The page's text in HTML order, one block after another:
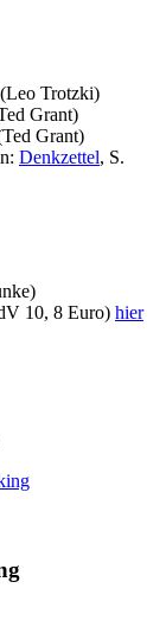
(Leo Trotzki)
Grant)
Grant)
Denkzettel, S.
10, 8 Euro) hier